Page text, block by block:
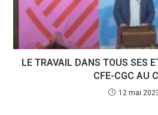
LE TRAVAIL DANS TOUS SES
CFE-CGC AU
12 mai